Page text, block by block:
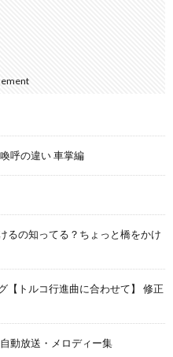
呼の違い 車掌編
るの知ってる？ちょっと橋をかけ
【トルコ行進曲に合わせて】 修正
動放送・メロディー集